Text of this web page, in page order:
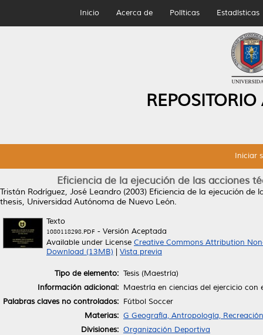
Inicio Acerca de Políticas Estadísticas
Iniciar
Eficiencia de la ejecución de las acciones
Tristán Rodríguez, José Leandro (2003) Eficiencia de la ejecución de
thesis, Universidad Autónoma de Nuevo León.
Texto
1080118298.PDF - Versión Aceptada
Available under License Creative Commons Attribution
Download (13MB)
Vista previa
Tipo de elemento: Tesis (Maestría)
Información adicional: Maestría en ciencias del ejercicio
Palabras claves no controlados: Fútbol Soccer
Materias: G Geografía, Antropología,
Divisiones: Organización Deportiva